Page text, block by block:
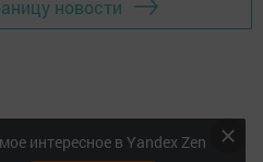
новости
интересное в Yandex Zen